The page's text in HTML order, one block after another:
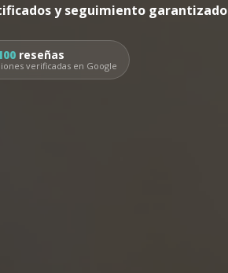
y seguimiento garantizado
reseñas
verificadas en Google